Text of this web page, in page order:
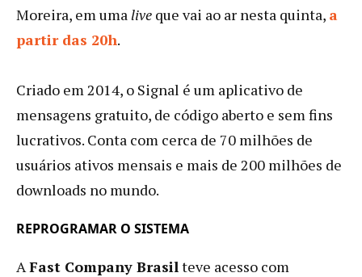
Moreira, em uma live que vai ao ar nesta quinta, a
partir das 20h.
Criado em 2014, o Signal é um aplicativo de
mensagens gratuito, de código aberto e sem fins
lucrativos. Conta com cerca de 70 milhões de
usuários ativos mensais e mais de 200 milhões de
downloads no mundo.
REPROGRAMAR O SISTEMA
AFast Company Brasilteve acesso com